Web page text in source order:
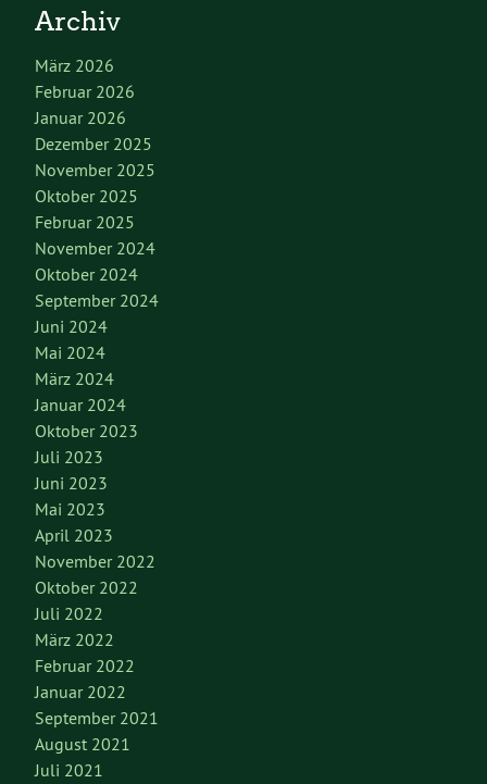
Archiv
März 2026
Februar 2026
Januar 2026
Dezember 2025
November 2025
Oktober 2025
Februar 2025
November 2024
Oktober 2024
September 2024
Juni 2024
Mai 2024
März 2024
Januar 2024
Oktober 2023
Juli 2023
Juni 2023
Mai 2023
April 2023
November 2022
Oktober 2022
Juli 2022
März 2022
Februar 2022
Januar 2022
September 2021
August 2021
Juli 2021